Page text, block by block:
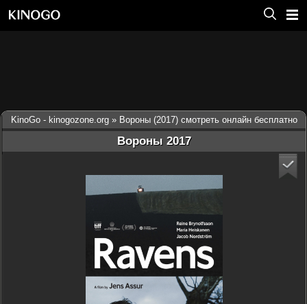
KinoGo - kinogozone.org » Вороны (2017) смотреть онлайн бесплатно
Вороны 2017